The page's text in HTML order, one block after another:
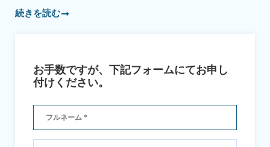
続きを読む
お手数ですが、下記フォームにてお申し
付けください。